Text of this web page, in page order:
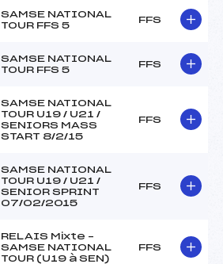
SAMSE NATIONAL
TOUR FFS 5
FFS
SAMSE NATIONAL
TOUR FFS 5
FFS
SAMSE NATIONAL
TOUR U19 / U21 /
SENIORS MASS
START 8/2/15
FFS
SAMSE NATIONAL
TOUR U19 / U21 /
SENIOR SPRINT
07/02/2015
FFS
RELAIS Mixte –
SAMSE NATIONAL
TOUR (U19 à SEN)
FFS